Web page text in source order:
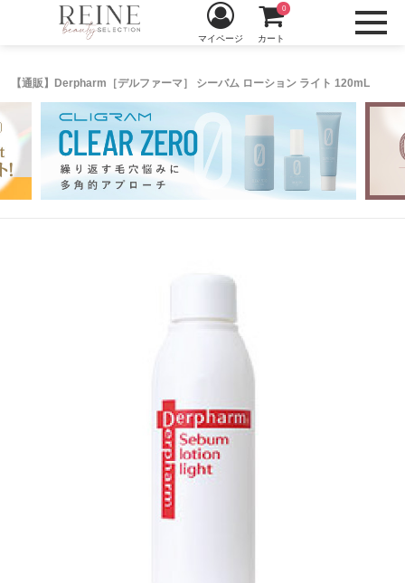
【通販】Derpharm［デルファーマ］ シーバム ローション ライト 120mL
マイページ カート
0